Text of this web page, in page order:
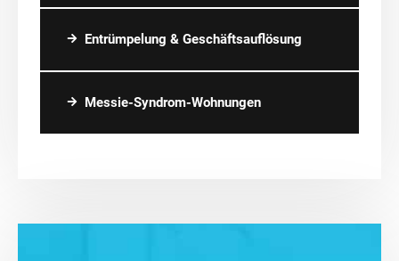
Entrümpelung & Geschäftsauflösung
Messie-Syndrom-Wohnungen